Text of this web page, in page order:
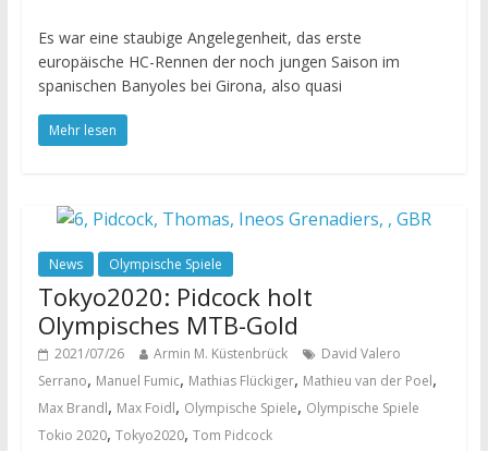
Es war eine staubige Angelegenheit, das erste
europäische HC-Rennen der noch jungen Saison im
spanischen Banyoles bei Girona, also quasi
Mehr lesen
News Olympische Spiele
Tokyo2020: Pidcock holt
Olympisches MTB-Gold
2021/07/26 Armin M. Küstenbrück
David Valero
Serrano, Manuel Fumic, Mathias Flückiger, Mathieu van der Poel,
Max Brandl, Max Foidl, Olympische Spiele, Olympische Spiele
Tokio 2020, Tokyo2020, Tom Pidcock